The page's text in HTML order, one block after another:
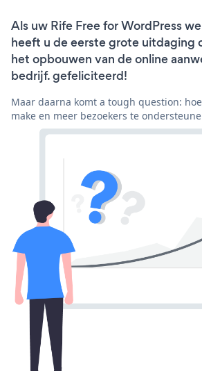
Als uw Rife Free for WordPress
heeft u de eerste grote uitdaging
het opbouwen van de online
bedrijf. gefeliciteerd!
Maar daarna komt a tough question:
make en meer bezoekers te